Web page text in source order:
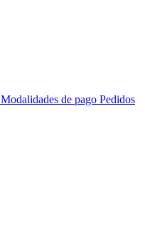
Modalidades de pago Pedidos